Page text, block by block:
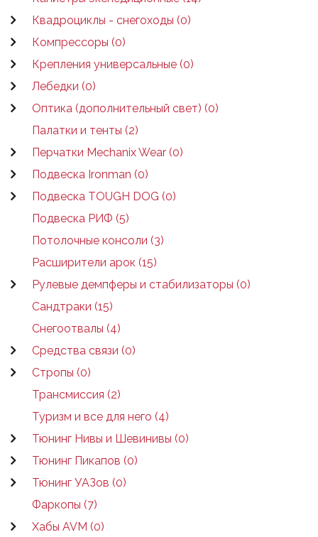
Квадроциклы - снегоходы (0)
Компрессоры (0)
Крепления универсальные (0)
Лебедки (0)
Оптика (дополнительный свет) (0)
Палатки и тенты (2)
Перчатки Mechanix Wear (0)
Подвеска Ironman (0)
Подвеска TOUGH DOG (0)
Подвеска РИФ (5)
Потолочные консоли (3)
Расширители арок (15)
Рулевые демпферы и стабилизаторы (0)
Сандтраки (15)
Снегоотвалы (4)
Средства связи (0)
Стропы (0)
Трансмиссия (2)
Туризм и все для него (4)
Тюнинг Нивы и Шевинивы (0)
Тюнинг Пикапов (0)
Тюнинг УАЗов (0)
Фаркопы (7)
Хабы AVM (0)